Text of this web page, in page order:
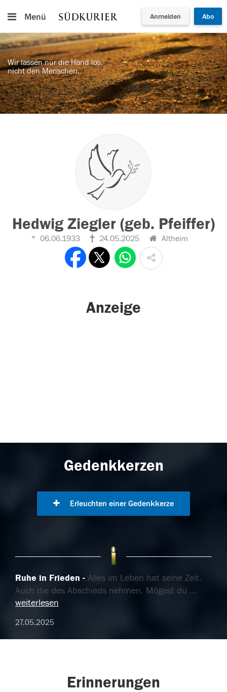
Menü Anmelden Abo
Wir lassen nur die Hand los,
nicht den Menschen.
Hedwig Ziegler (geb. Pfeiffer)
06.06.1933 24.05.2025 Altheim
Anzeige
Gedenkkerzen
Erleuchten einer Gedenkkerze
Ruhe in Frieden
Alles im Leben hat seine Zeit.
Auch die des Abschieds nehmen. Mögest du ...
weiterlesen
27.05.2025
Erinnerungen